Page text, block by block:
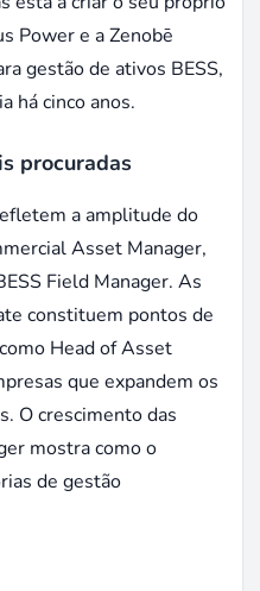
Power e a Zenobē
gestão de ativos BESS,
há cinco anos.
procuradas
a amplitude do
Asset Manager,
Field Manager. As
constituem pontos de
Head of Asset
que expandem os
O crescimento das
mostra como o
de gestão